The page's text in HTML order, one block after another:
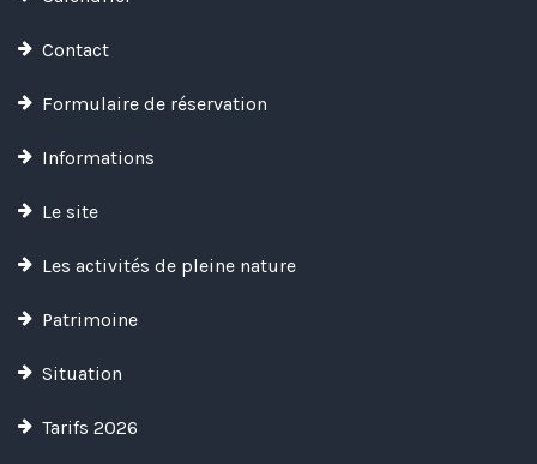
Contact
Formulaire de réservation
Informations
Le site
Les activités de pleine nature
Patrimoine
Situation
Tarifs 2026